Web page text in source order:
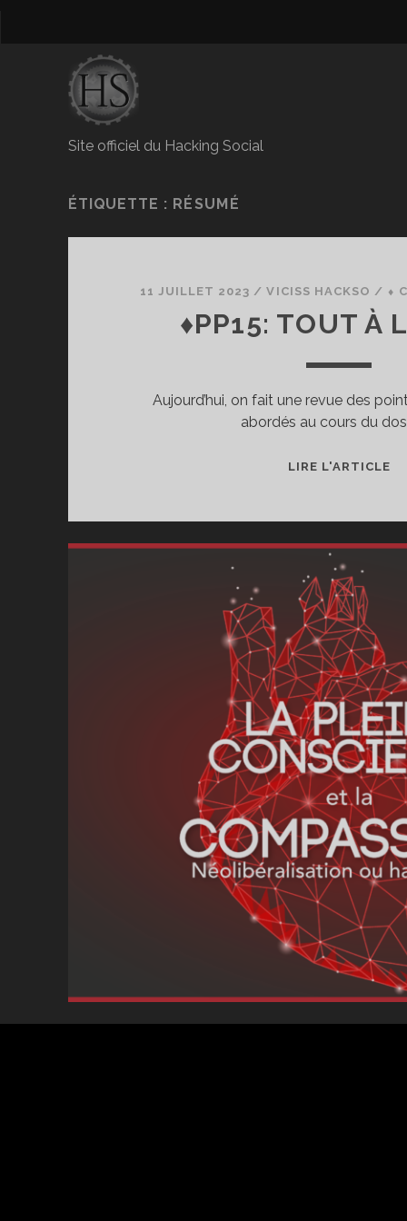
Site officiel du Hacking Social
ÉTIQUETTE : RÉSUMÉ
11 JUILLET 2023 /VICISS HACKSO / ⬧
♦PP15: TOUT À
Aujourd’hui, on fait une revue des
abordés au cours du
LIRE L'ARTICLE